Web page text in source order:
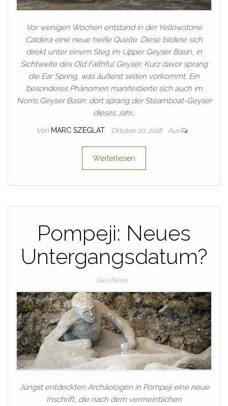
Vor wenigen Wochen entstand in der Yellowstone
Caldera eine neue heiße Quelle. Diese bildete sich
direkt unter einem Steg im Upper Geyser Basin, in
Sichtweite des Old Faithful Geyser. Kurz davor sprang
die Ear Spring, was äußerst selten vorkommt. Ein
besonderes Phänomen manifestierte sich auch im
Norris Geyser Basin: dort sprang der Steamboat-Geyser
dieses Jahr…
Von MARC SZEGLAT Oktober 20, 2018 Aus
Weiterlesen
Pompeji: Neues
Untergangsdatum?
Geo News
Jüngst entdeckten Archäologen in Pompeji eine neue
Inschrift, die nach dem vermeintlichen